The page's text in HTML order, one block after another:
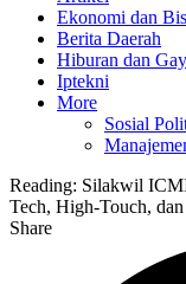
Ekonomi dan
Berita Daerah
Hiburan dan
Iptekni
More
Sosial
Reading: Silakwil
Tech, High-Touch,
Share